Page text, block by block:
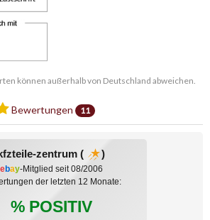
können außerhalb von Deutschland abweichen.
Bewertungen 11
zentrum ( )
ebay-Mitglied seit 08/2006
der letzten 12 Monate:
% POSITIV